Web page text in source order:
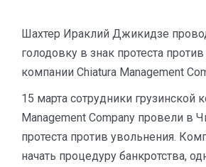
Шахтер Ираклий Джикидзе
голодовку в знак протеста
компании Chiatura Management
15 марта сотрудники грузинской
Management Company провели в
протеста против увольнения.
начать процедуру банкротства,